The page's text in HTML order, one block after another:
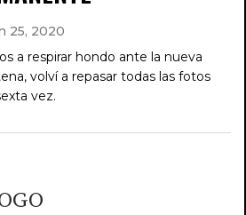
25, 2020
a respirar hondo ante la nueva
volví a repasar todas las fotos
vez.